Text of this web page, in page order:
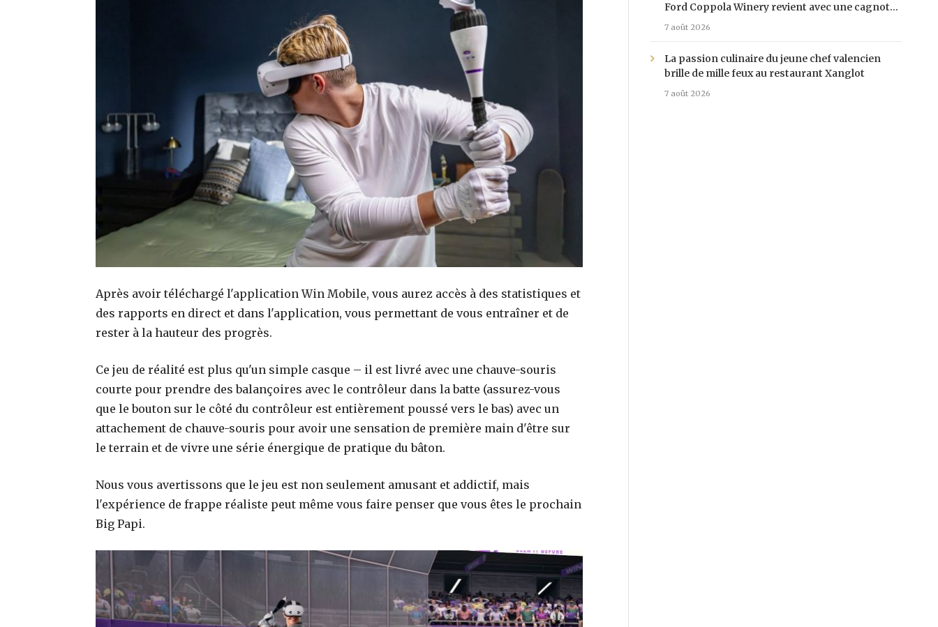
Après avoir téléchargé l'application Win Mobile, vous aurez accès à des statistiques et
des rapports en direct et dans l'application, vous permettant de vous entraîner et de
rester à la hauteur des progrès.
Ce jeu de réalité est plus qu'un simple casque – il est livré avec une chauve-souris
courte pour prendre des balançoires avec le contrôleur dans la batte (assurez-vous
que le bouton sur le côté du contrôleur est entièrement poussé vers le bas) avec un
attachement de chauve-souris pour avoir une sensation de première main d'être sur
le terrain et de vivre une série énergique de pratique du bâton.
Nous vous avertissons que le jeu est non seulement amusant et addictif, mais
l'expérience de frappe réaliste peut même vous faire penser que vous êtes le prochain
Big Papi.
Ford Coppola Winery revient avec une cagnotte
de 25 000 $
7 août 2026
La passion culinaire du jeune chef valencien
brille de mille feux au restaurant Xanglot
7 août 2026